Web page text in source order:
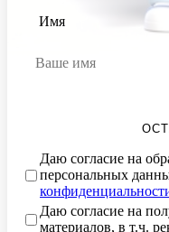
Имя
Даю согласие на
персональных
Даю согласие на
материалов, в т.ч.